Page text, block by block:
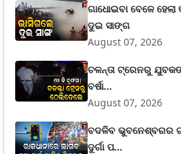
ଗାଧୋଇବା ବେଳେ
ଦୁଇ ସାଙ୍ଗ
August 07, 2026
ଚଳନ୍ତା ଟ୍ରେନରୁ
ବର୍ଷା...
August 07, 2026
ବଦଳିବ ଭୁବନେଶ୍ବରର
ଦୁର୍ଗା ପ...